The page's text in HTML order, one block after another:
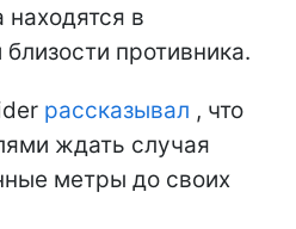
находятся в
противника.
рассказывал , что
ждать случая
метры до своих